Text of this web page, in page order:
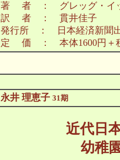
著 者 ： グレッグ・イ
訳 者 ： 貫井佳子
発行所 ： 日本経済新聞
定 価 ： 本体1600円＋
永井 理恵子 31期
近代日
幼稚